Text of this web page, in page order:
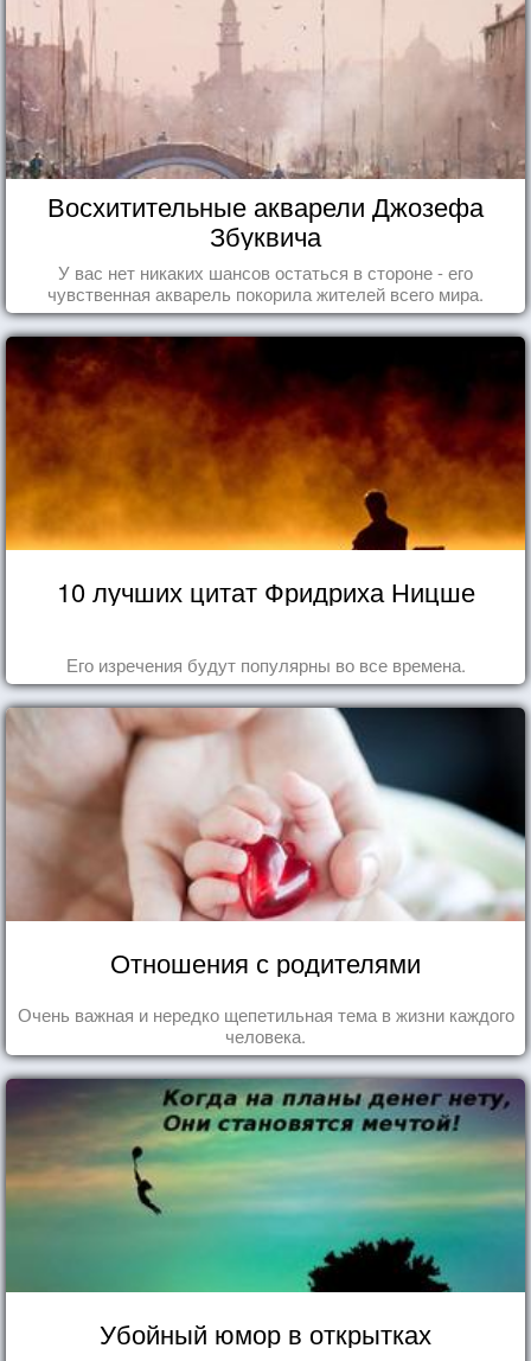
Восхитительные акварели Джозефа
Збуквича
У вас нет никаких шансов остаться в стороне - его
чувственная акварель покорила жителей всего мира.
10 лучших цитат Фридриха Ницше
Его изречения будут популярны во все времена.
Отношения с родителями
Очень важная и нередко щепетильная тема в жизни каждого
человека.
Убойный юмор в открытках